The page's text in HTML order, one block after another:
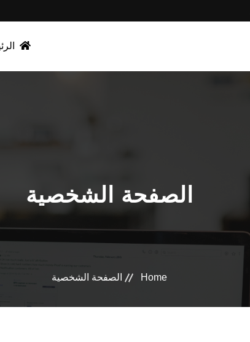
الصفحة الشخصية
Home الصفحة الشخصية